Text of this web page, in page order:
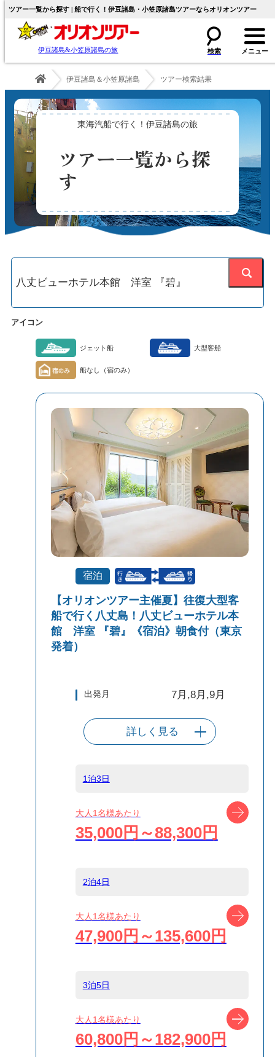
ツアー一覧から探す | 船で行く！伊豆諸島・小笠原諸島ツアーならオリオンツアー
伊豆諸島&小笠原諸島の旅
伊豆諸島＆小笠原諸島 ツアー検索結果
東海汽船で行く！伊豆諸島の旅
ツアー一覧から探
す
アイコン
ジェット船 大型客船
船なし（宿のみ）
宿泊
【オリオンツアー主催夏】往復大型客
船で行く八丈島！八丈ビューホテル本
館 洋室 『碧』《宿泊》朝食付（東京
発着）
出発月 7月,8月,9月
出発港
東京（竹芝客船
往復大型客船
詳しく見る
1泊3日
大人1名様あたり
35,000円～88,300円
2泊4日
大人1名様あたり
47,900円～135,600円
3泊5日
大人1名様あたり
60,800円～182,900円